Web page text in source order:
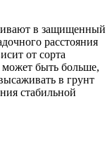
в защищенный
расстояния
от сорта
быть больше,
в грунт
стабильной